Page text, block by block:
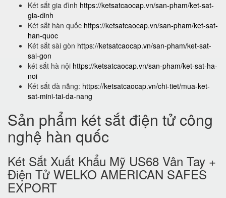
Két sắt gia đình https://ketsatcaocap.vn/san-pham/ket-sat-
gia-dinh
Két sắt hàn quốc https://ketsatcaocap.vn/san-pham/ket-sat-
han-quoc
Két sắt sài gòn https://ketsatcaocap.vn/san-pham/ket-sat-
sai-gon
két sắt hà nội https://ketsatcaocap.vn/san-pham/ket-sat-ha-
noi
Két sắt đà nẵng: https://ketsatcaocap.vn/chi-tiet/mua-ket-
sat-mini-tai-da-nang
Sản phẩm két sắt điện tử công
nghệ hàn quốc
Két Sắt Xuất Khẩu Mỹ US68 Vân Tay +
Điện Tử WELKO AMERICAN SAFES
EXPORT